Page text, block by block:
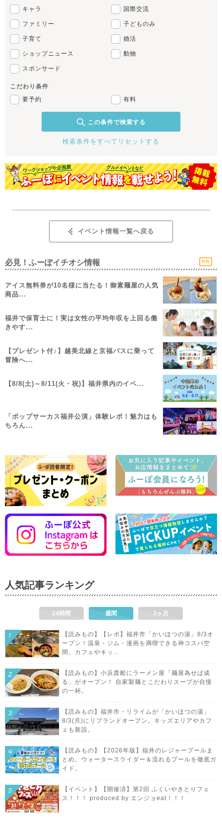
キャラ 国際交流
ファミリー 子どものみ
子育て 婚活
ショップニュース 動物
スポンサード
こだわり条件
要予約
有料
この条件で検索する
検索条件をすべてリセットする
イベント情報一覧へ戻る
必見！ふーぽイチオシ情報 PR
アイス無料券が10名様に当たる！御素麺屋の人気
商品...
福井で保育士に！実は女性の平均年収を上回る働
きやす...
【プレゼント付♪】越美北線と京福バスに乗って
冒険へ...
【8/8(土)～8/11(火・祝)】福井県内のイベ...
「ポップサーカス福井公演」体験レポ！魅力はも
ちろん...
人気記事ランキング
24時間 週間 3ヶ月
【読みもの】【レポ】福井市「かいほつの湯」8/3オ
ープン！温泉・ジム・漫画を満喫できる神コスパ空
間。カフェやキッ...
【読みもの】小浜貴船にラーメン屋「麺屋為せば成
る」がオープン！ 自家製麺とこだわりスープが自慢
の一杯。
【読みもの】福井市・リライムが「かいほつの湯」
8/3(月)にリブランドオープン。キッズエリアやカフ
ェも新設。
【読みもの】【2026年版】福井のレジャープールま
とめ。ウォータースライダー＆流れるプールを徹底ガ
イド。
【イベント】【開催済】第2回 ふくいやきとりフェ
ス！！！ produced by エンジョeat！！！